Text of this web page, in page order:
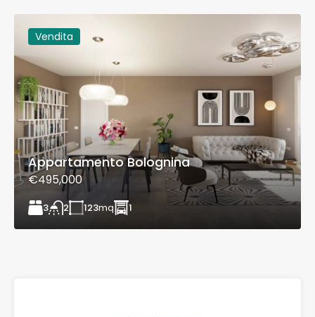
Vendita
Appartamento Bolognina
€495,000
3 2 123mq 1